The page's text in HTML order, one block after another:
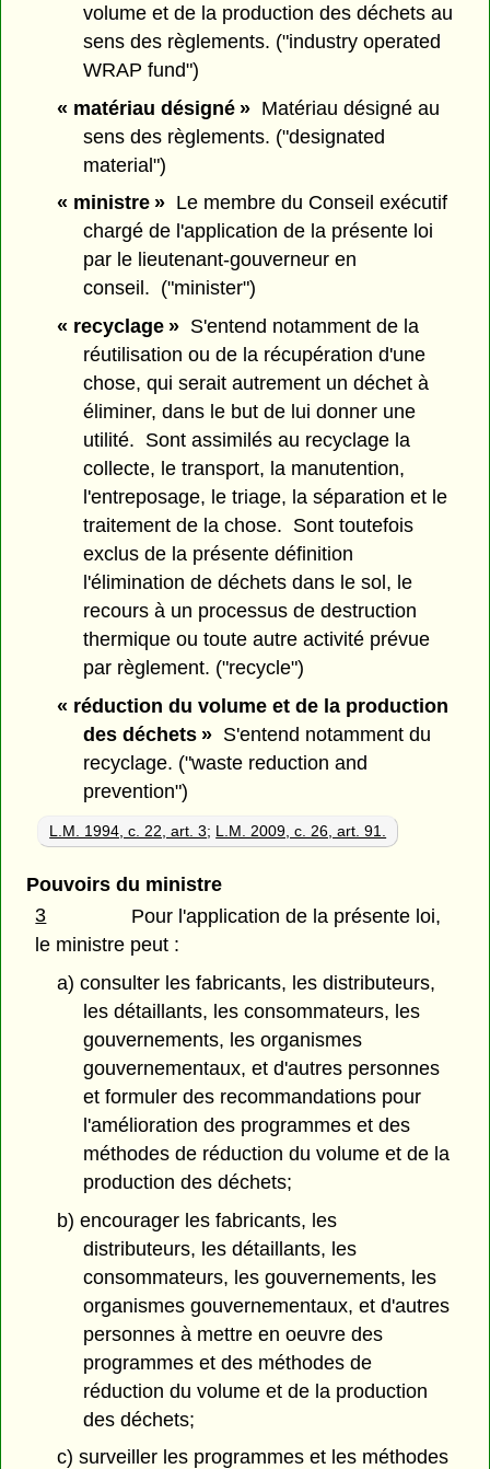
volume et de la production des déchets au
sens des règlements. ("industry operated
WRAP fund")
« matériau désigné »Matériau désigné au
sens des règlements. ("designated
material")
« ministre »Le membre du Conseil exécutif
chargé de l'application de la présente loi
par le lieutenant-gouverneur en
conseil. ("minister")
« recyclage »S'entend notamment de la
réutilisation ou de la récupération d'une
chose, qui serait autrement un déchet à
éliminer, dans le but de lui donner une
utilité. Sont assimilés au recyclage la
collecte, le transport, la manutention,
l'entreposage, le triage, la séparation et le
traitement de la chose. Sont toutefois
exclus de la présente définition
l'élimination de déchets dans le sol, le
recours à un processus de destruction
thermique ou toute autre activité prévue
par règlement. ("recycle")
« réduction du volume et de la production
des déchets » S'entend notamment du
recyclage. ("waste reduction and
prevention")
L.M. 1994, c. 22, art. 3; L.M. 2009, c. 26, art. 91.
Pouvoirs du ministre
3
Pour l'application de la présente loi,
le ministre peut :
a) consulter les fabricants, les distributeurs,
les détaillants, les consommateurs, les
gouvernements, les organismes
gouvernementaux, et d'autres personnes
et formuler des recommandations pour
l'amélioration des programmes et des
méthodes de réduction du volume et de la
production des déchets;
b) encourager les fabricants, les
distributeurs, les détaillants, les
consommateurs, les gouvernements, les
organismes gouvernementaux, et d'autres
personnes à mettre en oeuvre des
programmes et des méthodes de
réduction du volume et de la production
des déchets;
c) surveiller les programmes et les méthodes